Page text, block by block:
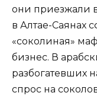
они приезжали
в Алтае-Саянах
«соколиная»
бизнес. В
разбогатевших
спрос на